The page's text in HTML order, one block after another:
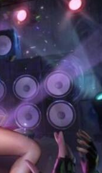
కోడ్‌లను
స్కిన్‌లు,
2021లో భారత